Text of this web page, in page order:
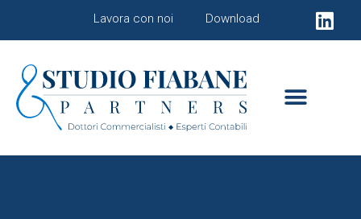
Lavora con noi Download